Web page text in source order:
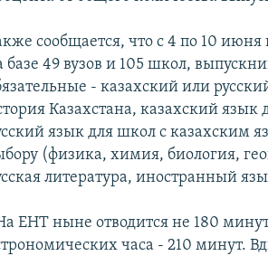
сообщается, что с 4 по 10
базе 49 вузов и 105 школ,
- казахский или
Казахстана, казахский
язык для школ с казахским
(физика, химия, биология,
литература, иностранный
ЕНТ ныне отводится не 180
часа - 210 минут.